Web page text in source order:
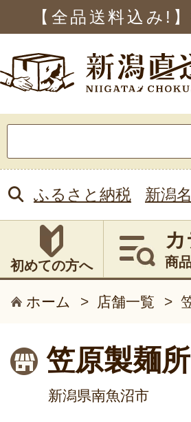
【全品送料込み!
索:
ふるさと納税 新潟
初めての方へ 商
ホーム > 店舗一覧 >
笠原製麺所
新潟県南魚沼市